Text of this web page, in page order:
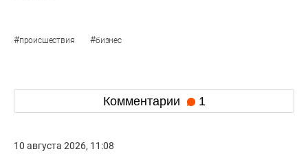
#происшествия #бизнес
Комментарии 1
10 августа 2026, 11:08